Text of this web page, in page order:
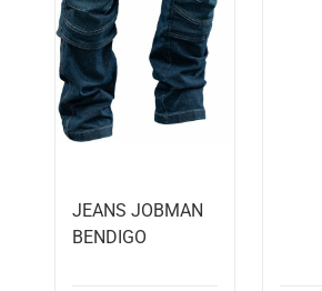
JEANS JOBMAN
BENDIGO